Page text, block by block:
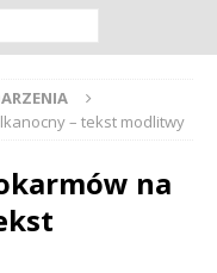
– tekst modlitwy
na